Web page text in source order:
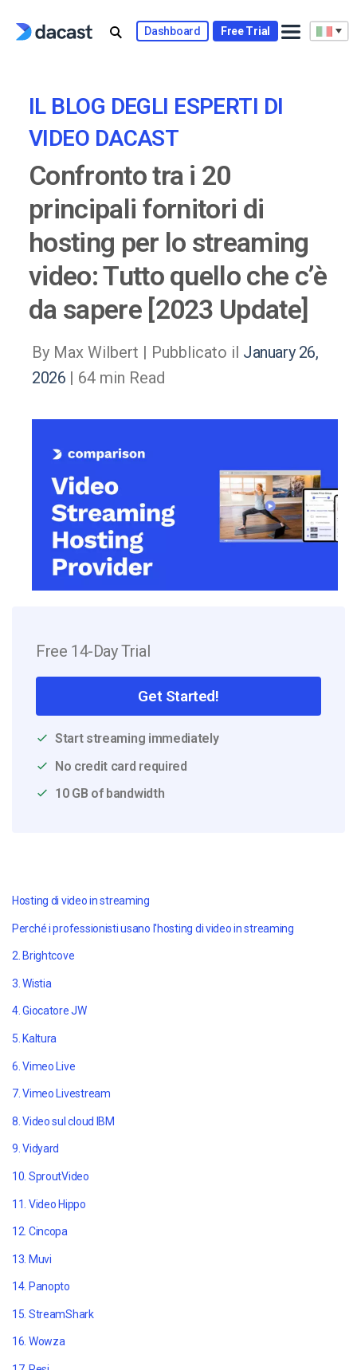
Dashboard Free Trial
IL BLOG DEGLI ESPERTI DI
VIDEO DACAST
Confronto tra i 20
principali fornitori di
hosting per lo streaming
video: Tutto quello che c’è
da sapere [2023 Update]
By Max Wilbert | Pubblicato il January 26,
2026 | 64 min Read
Free 14-Day Trial
Get Started!
Start streaming immediately
No credit card required
10 GB of bandwidth
Hosting di video in streaming
Perché i professionisti usano l'hosting di video in streaming
2. Brightcove
3. Wistia
4. Giocatore JW
5. Kaltura
6. Vimeo Live
7. Vimeo Livestream
8. Video sul cloud IBM
9. Vidyard
10. SproutVideo
11. Video Hippo
12. Cincopa
13. Muvi
14. Panopto
15. StreamShark
16. Wowza